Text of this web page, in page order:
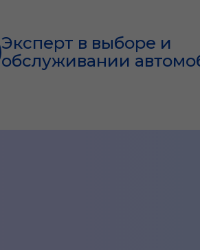
Эксперт в выборе и
обслуживании